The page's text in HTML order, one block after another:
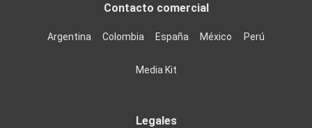
Contacto comercial
Argentina Colombia España México Perú
Media Kit
Legales